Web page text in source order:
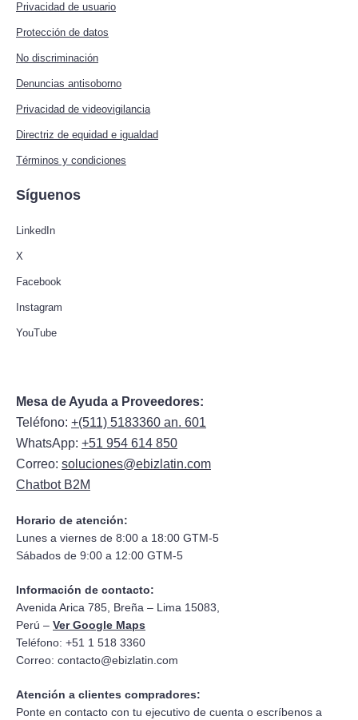
Privacidad de usuario
Protección de datos
No discriminación
Denuncias antisoborno
Privacidad de videovigilancia
Directriz de equidad e igualdad
Términos y condiciones
Síguenos
LinkedIn
X
Facebook
Instagram
YouTube
Mesa de Ayuda a Proveedores:
Teléfono: +(511) 5183360 an. 601
WhatsApp: +51 954 614 850
Correo: soluciones@ebizlatin.com
Chatbot B2M
Horario de atención:
Lunes a viernes de 8:00 a 18:00 GTM-5
Sábados de 9:00 a 12:00 GTM-5
Información de contacto:
Avenida Arica 785, Breña – Lima 15083,
Perú – Ver Google Maps
Teléfono: +51 1 518 3360
Correo: contacto@ebizlatin.com
Atención a clientes compradores:
Ponte en contacto con tu ejecutivo de cuenta o escríbenos a